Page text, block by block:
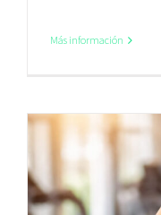
Más información